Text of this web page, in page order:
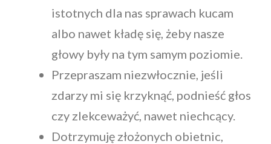
istotnych dla nas sprawach kucam
albo nawet kładę się, żeby nasze
głowy były na tym samym poziomie.
Przepraszam niezwłocznie, jeśli
zdarzy mi się krzyknąć, podnieść głos
czy zlekceważyć, nawet niechcący.
Dotrzymuję złożonych obietnic,